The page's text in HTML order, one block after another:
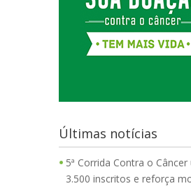
Últimas notícias
5ª Corrida Contra o
3.500 inscritos e reforça